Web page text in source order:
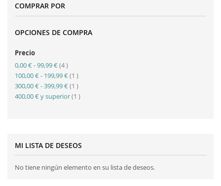
COMPRAR POR
OPCIONES DE COMPRA
Precio
0,00 €-99,99 € 4artículo
100,00 €- 199,99 € 1 artículo
300,00 €-399,99 € 1 artículo
400,00 €y superior 1 artículo
MI LISTA DE DESEOS
No tiene ningún elemento en su lista de deseos.